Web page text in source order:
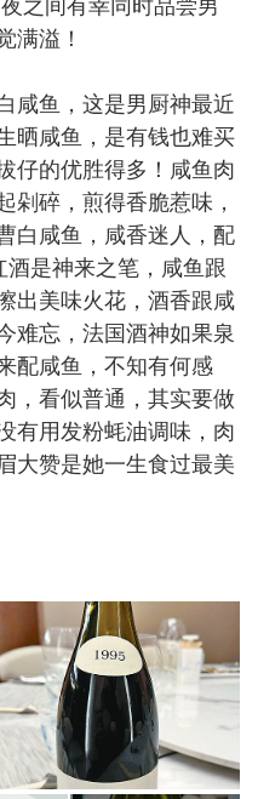
之间有幸同时品尝男
满溢！
鱼，这是男厨神最近
晒咸鱼，是有钱也难买
仔的优胜得多！咸鱼肉
剁碎，煎得香脆惹味，
白咸鱼，咸香迷人，配
是神来之笔，咸鱼跟
出美味火花，酒香跟咸
难忘，法国酒神如果泉
配咸鱼，不知有何感
，看似普通，其实要做
有用发粉蚝油调味，肉
大赞是她一生食过最美